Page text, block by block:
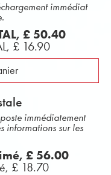
immédiat
£ 50.40
£ 16.90
immédiatement
informations sur les
£ 56.00
£ 18.70